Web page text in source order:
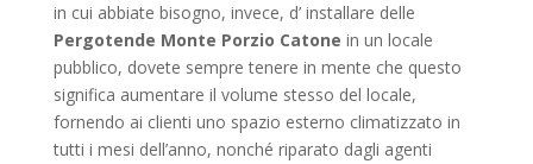
in cui abbiate bisogno, invece, d’ installare delle
Pergotende Monte Porzio Catone in un locale
pubblico, dovete sempre tenere in mente che questo
significa aumentare il volume stesso del locale,
fornendo ai clienti uno spazio esterno climatizzato in
tutti i mesi dell’anno, nonché riparato dagli agenti